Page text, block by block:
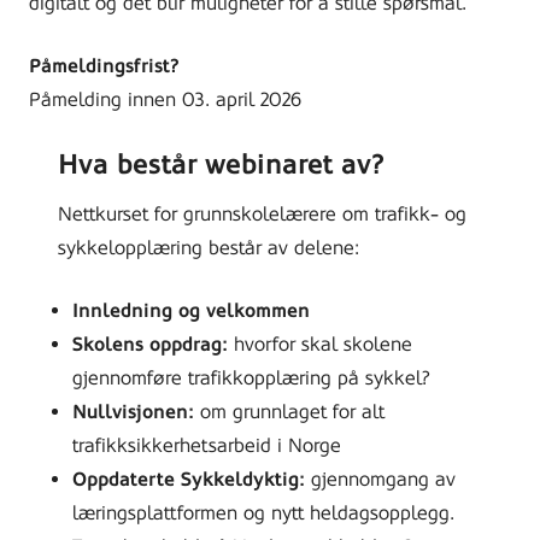
Påmeldingsfrist?
Påmelding innen 03. april 2026
Hva består webinaret av?
Nettkurset for grunnskolelærere om trafikk- og
sykkelopplæring består av delene:
Innledning og velkommen
Skolens oppdrag: hvorfor skal skolene
gjennomføre trafikkopplæring på sykkel?
Nullvisjonen: om grunnlaget for alt
trafikksikkerhetsarbeid i Norge
Oppdaterte Sykkeldyktig: gjennomgang av
læringsplattformen og nytt heldagsopplegg.